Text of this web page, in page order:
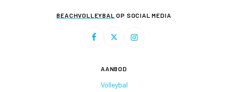
BEACHVOLLEYBAL OP SOCIAL MEDIA
AANBOD
Volleybal